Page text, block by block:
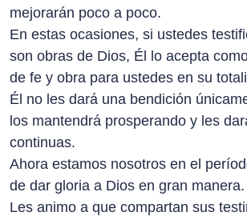
mejorarán poco a poco.
En estas ocasiones, si ustedes
son obras de Dios, Él lo acepta
de fe y obra para ustedes en su
Él no les dará una bendición
los mantendrá prosperando y les
continuas.
Ahora estamos nosotros en el
de dar gloria a Dios en gran manera.
Les animo a que compartan sus